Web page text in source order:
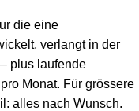
die eine
verlangt in der
plus laufende
Monat. Für grössere
alles nach Wunsch.